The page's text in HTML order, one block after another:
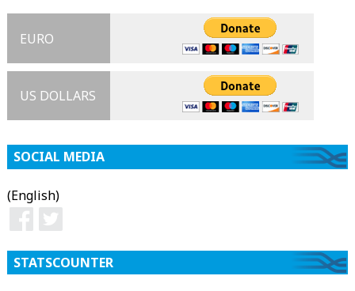
EURO
US DOLLARS
SOCIAL MEDIA
(English)
STATSCOUNTER